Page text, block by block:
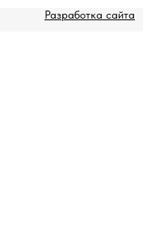
Разработка сайта